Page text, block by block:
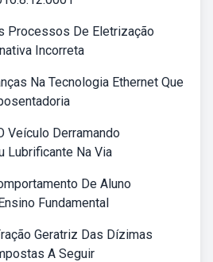
Processos De Eletrização
Incorreta
Na Tecnologia Ethernet Que
Veículo Derramando
Lubrificante Na Via
De Aluno
Fundamental
Geratriz Das Dízimas
A Seguir